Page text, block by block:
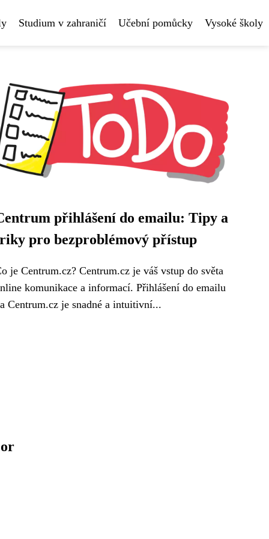
Studium v zahraničí Učební pomůcky Vysoké školy
přihlášení do emailu: Tipy a
pro bezproblémový přístup
je Centrum.cz? Centrum.cz je váš vstup do světa
komunikace a informací. Přihlášení do emailu
Centrum.cz je snadné a intuitivní...